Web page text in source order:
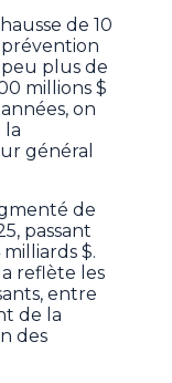
de 10
prévention
plus de
millions $
on
la
général
de
passant
$.
reflète les
entre
de la
des